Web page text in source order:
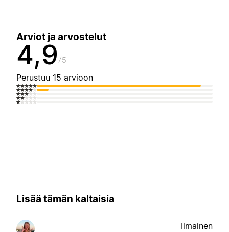
Arviot ja arvostelut
4,9 5
Perustuu 15 arvioon
Lisää tämän kaltaisia
Ilmainen